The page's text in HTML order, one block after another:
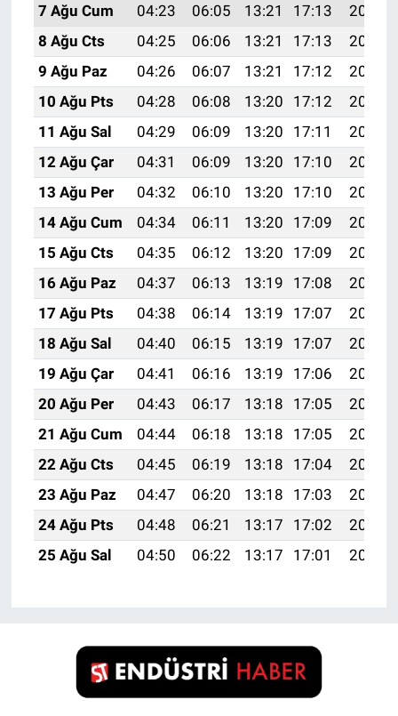
7 Ağu Cum
04:23 06:05 13:21 17:13
20:27
8 Ağu Cts
04:25 06:06 13:21 17:13
20:26
9 Ağu Paz
04:26 06:07 13:21 17:12
20:25
10 Ağu Pts
04:28 06:08 13:20 17:12
20:23
11 Ağu Sal
04:29 06:09 13:20 17:11
20:22
12 Ağu Çar
04:31 06:09 13:20 17:10
20:21
13 Ağu Per
04:32 06:10 13:20 17:10
20:19
14 Ağu Cum
04:34 06:11 13:20 17:09
20:18
15 Ağu Cts
04:35 06:12 13:20 17:09
20:17
16 Ağu Paz
04:37 06:13 13:19 17:08
20:15
17 Ağu Pts
04:38 06:14 13:19 17:07
20:14
18 Ağu Sal
04:40 06:15 13:19 17:07
20:12
19 Ağu Çar
04:41 06:16 13:19 17:06
20:11
20 Ağu Per
04:43 06:17 13:18 17:05
20:10
21 Ağu Cum
04:44 06:18 13:18 17:05
20:08
22 Ağu Cts
04:45 06:19 13:18 17:04
20:07
23 Ağu Paz
04:47 06:20 13:18 17:03
20:05
24 Ağu Pts
04:48 06:21 13:17 17:02
20:04
25 Ağu Sal
04:50 06:22 13:17 17:01 20:02